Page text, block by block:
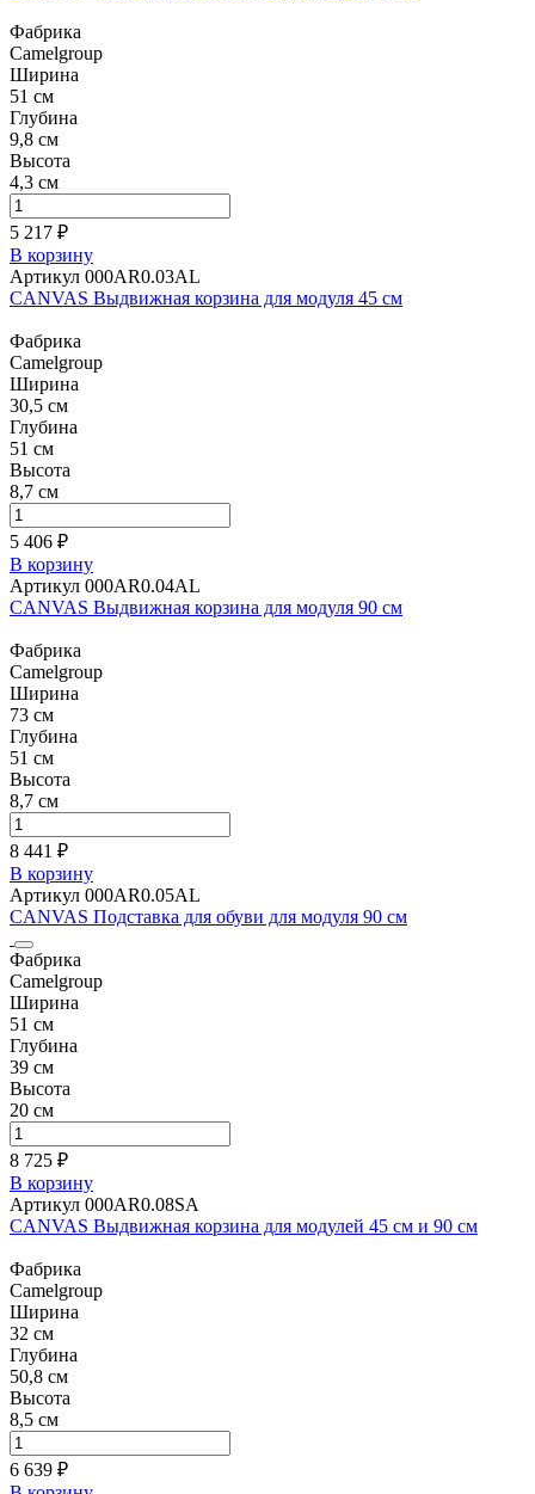
Фабрика
Camelgroup
Ширина
51 см
Глубина
9,8 см
Высота
4,3 см
5 217 ₽
В корзину
Артикул 000AR0.03AL
CANVAS Выдвижная корзина для модуля 45 см
Фабрика
Camelgroup
Ширина
30,5 см
Глубина
51 см
Высота
8,7 см
5 406 ₽
В корзину
Артикул 000AR0.04AL
CANVAS Выдвижная корзина для модуля 90 см
Фабрика
Camelgroup
Ширина
73 см
Глубина
51 см
Высота
8,7 см
8 441 ₽
В корзину
Артикул 000AR0.05AL
CANVAS Подставка для обуви для модуля 90 см
Фабрика
Camelgroup
Ширина
51 см
Глубина
39 см
Высота
20 см
8 725 ₽
В корзину
Артикул 000AR0.08SA
CANVAS Выдвижная корзина для модулей 45 см и 90 см
Фабрика
Camelgroup
Ширина
32 см
Глубина
50,8 см
Высота
8,5 см
6 639 ₽